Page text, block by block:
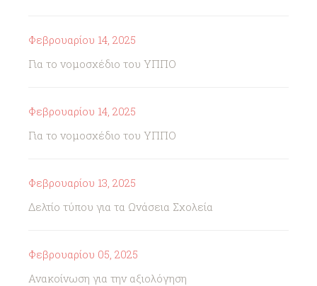
Φεβρουαρίου 14, 2025
Για το νομοσχέδιο του ΥΠΠΟ
Φεβρουαρίου 14, 2025
Για το νομοσχέδιο του ΥΠΠΟ
Φεβρουαρίου 13, 2025
Δελτίο τύπου για τα Ωνάσεια Σχολεία
Φεβρουαρίου 05, 2025
Ανακοίνωση για την αξιολόγηση